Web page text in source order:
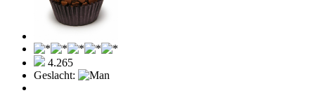
4.265
Geslacht: